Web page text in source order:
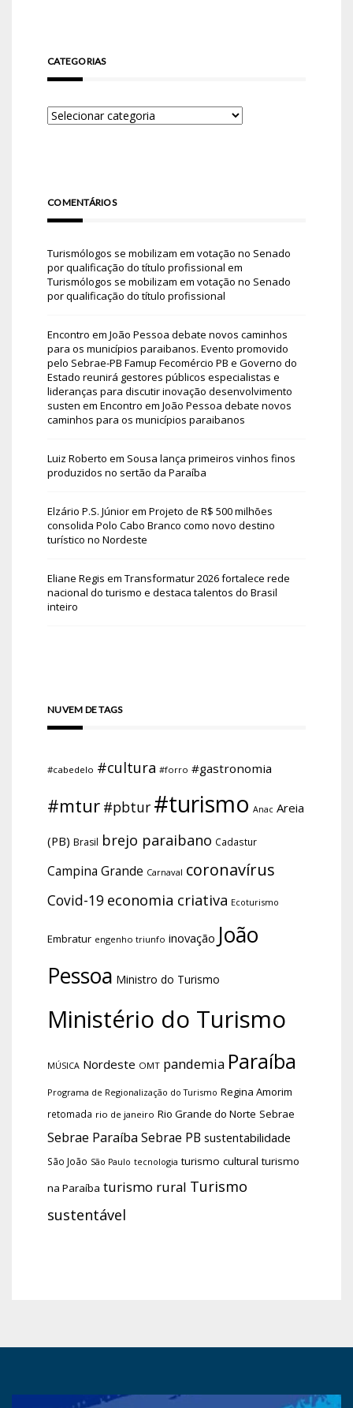
CATEGORIAS
COMENTÁRIOS
Turismólogos se mobilizam em votação no Senado
por qualificação do título profissional em
Turismólogos se mobilizam em votação no Senado
por qualificação do título profissional
Encontro em João Pessoa debate novos caminhos
para os municípios paraibanos. Evento promovido
pelo Sebrae-PB Famup Fecomércio PB e Governo do
Estado reunirá gestores públicos especialistas e
lideranças para discutir inovação desenvolvimento
susten em Encontro em João Pessoa debate novos
caminhos para os municípios paraibanos
Luiz Roberto em Sousa lança primeiros vinhos finos
produzidos no sertão da Paraíba
Elzário P.S. Júniorem Projeto de R$ 500 milhões
consolida Polo Cabo Branco como novo destino
turístico no Nordeste
Eliane Regis em Transformatur 2026 fortalece rede
nacional do turismo e destaca talentos do Brasil
inteiro
NUVEM DE TAGS
#cabedelo #cultura #forro #gastronomia
#mtur #pbtur #turismo Anac Areia
(PB) Brasil brejo paraibano Cadastur
Campina Grande Carnaval coronavírus
Covid-19 economia criativa Ecoturismo
Embratur engenho triunfo inovação João
Pessoa Ministro do Turismo
Ministério do Turismo
MÚSICA Nordeste OMT pandemia Paraíba
Programa de Regionalização do Turismo Regina Amorim
retomada rio de janeiro Rio Grande do Norte Sebrae
Sebrae Paraíba Sebrae PB sustentabilidade
São João São Paulo tecnologia turismo cultural turismo
na Paraíba turismo rural Turismo
sustentável